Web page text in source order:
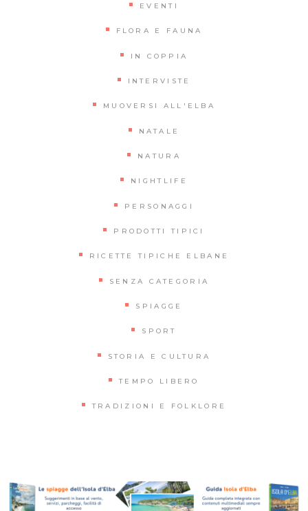
EVENTI
FLORA E FAUNA
IN COPPIA
INTERVISTE
MUOVERSI ALL'ELBA
NATALE
NATURA
NIGHTLIFE
PERSONAGGI
PRODOTTI TIPICI
RICETTE TIPICHE ELBANE
SENZA CATEGORIA
SPIAGGE
SPORT
STORIA E CULTURA
TEMPO LIBERO
TRADIZIONI E FOLKLORE